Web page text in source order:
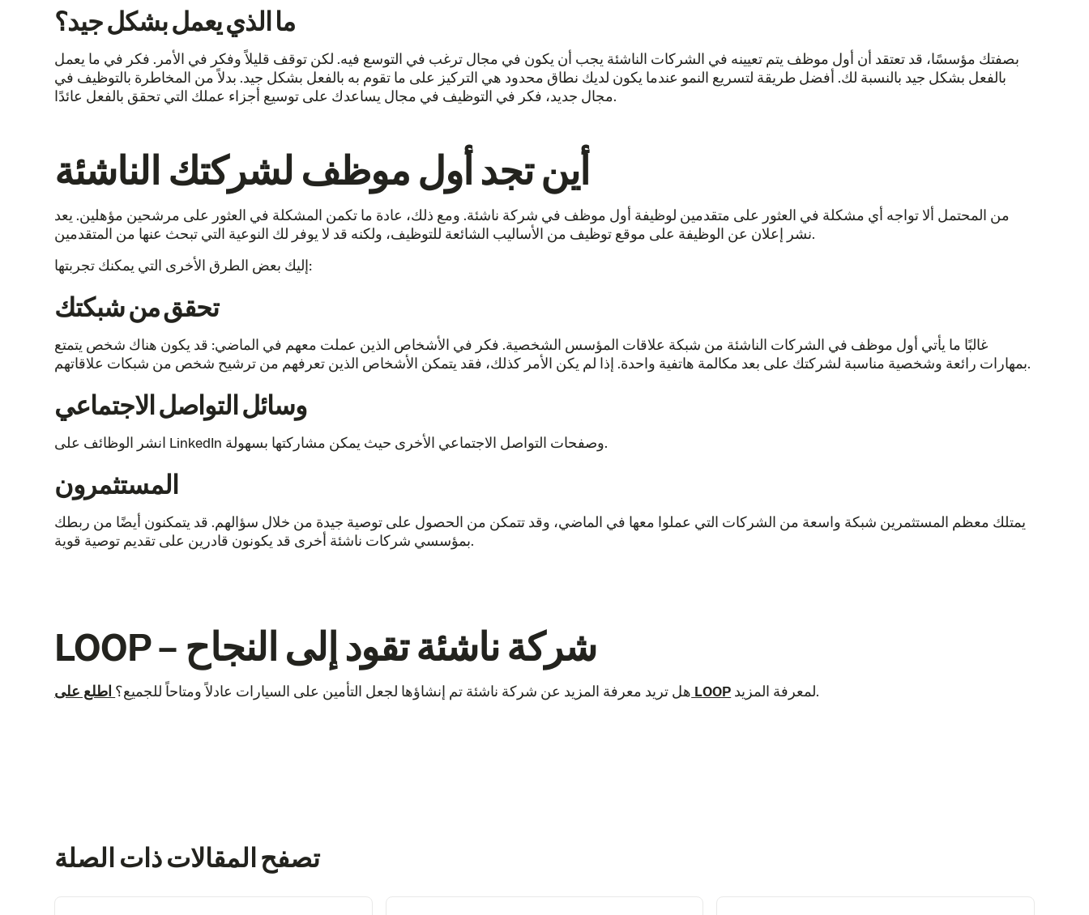
ما الذي يعمل بشكل جيد؟
بصفتك مؤسسًا، قد تعتقد أن أول موظف يتم تعيينه في الشركات الناشئة يجب أن يكون في مجال ترغب في التوسع فيه. لكن توقف قليلاً وفكر في الأمر. فكر في ما يعمل
بالفعل بشكل جيد بالنسبة لك. أفضل طريقة لتسريع النمو عندما يكون لديك نطاق محدود هي التركيز على ما تقوم به بالفعل بشكل جيد. بدلاً من المخاطرة بالتوظيف في
مجال جديد، فكر في التوظيف في مجال يساعدك على توسيع أجزاء عملك التي تحقق بالفعل عائدًا.
أين تجد أول موظف لشركتك الناشئة
من المحتمل ألا تواجه أي مشكلة في العثور على متقدمين لوظيفة أول موظف في شركة ناشئة. ومع ذلك، عادة ما تكمن المشكلة في العثور على مرشحين مؤهلين. يعد
نشر إعلان عن الوظيفة على موقع توظيف من الأساليب الشائعة للتوظيف، ولكنه قد لا يوفر لك النوعية التي تبحث عنها من المتقدمين.
إليك بعض الطرق الأخرى التي يمكنك تجربتها:
تحقق من شبكتك
غالبًا ما يأتي أول موظف في الشركات الناشئة من شبكة علاقات المؤسس الشخصية. فكر في الأشخاص الذين عملت معهم في الماضي: قد يكون هناك شخص يتمتع
بمهارات رائعة وشخصية مناسبة لشركتك على بعد مكالمة هاتفية واحدة. إذا لم يكن الأمر كذلك، فقد يتمكن الأشخاص الذين تعرفهم من ترشيح شخص من شبكات علاقاتهم.
وسائل التواصل الاجتماعي
انشر الوظائف على LinkedIn وصفحات التواصل الاجتماعي الأخرى حيث يمكن مشاركتها بسهولة.
المستثمرون
يمتلك معظم المستثمرين شبكة واسعة من الشركات التي عملوا معها في الماضي، وقد تتمكن من الحصول على توصية جيدة من خلال سؤالهم. قد يتمكنون أيضًا من ربطك
بمؤسسي شركات ناشئة أخرى قد يكونون قادرين على تقديم توصية قوية.
LOOP – شركة ناشئة تقود إلى النجاح
هل تريد معرفة المزيد عن شركة ناشئة تم إنشاؤها لجعل التأمين على السيارات عادلاً ومتاحاً للجميع؟ اطلع على LOOP لمعرفة المزيد.
تصفح المقالات ذات الصلة